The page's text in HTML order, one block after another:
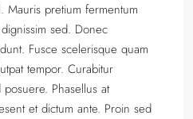
Mauris pretium fermentum
sed. Donec
Fusce scelerisque quam
tempor. Curabitur
Phasellus at
et dictum ante. Proin sed